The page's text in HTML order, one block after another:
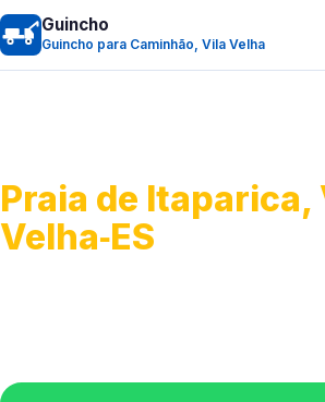
Guincho
Guincho para Caminhão, Vila Velha
Praia de Itaparica,
Velha‑ES